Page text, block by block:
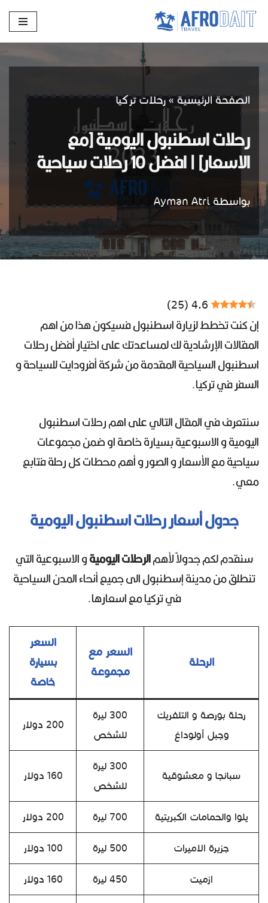
الصفحة الرئيسية»رحلات تركيا
رحلات اسطنبول اليومية [مع
الاسعار] | افضل 10 رحلات سياحية
بواسطة Ayman Atri
4.6
(
25
)
إن كنت تخطط لزيارة اسطنبول فسيكون هذا من اهم
المقالات الإرشادية لك لمساعدتك على اختيار أفضل رحلات
اسطنبول السياحية المقدمة من شركة أفرودايت للسياحة و
السفر في تركيا.
سنتعرف في المقال التالي على اهم رحلات اسطنبول
اليومية و الاسبوعية بسيارة خاصة او ضمن مجموعات
سياحية مع الأسعار و الصور و أهم محطات كل رحلة فتابع
معي.
جدول أسعار رحلات اسطنبول اليومية
سنقدم لكم جدولاً لأهمالرحلات اليوميةو الاسبوعية التي
تنطلق من مدينة إسطنبول الى جميع أنحاء المدن السياحية
في تركيا مع اسعارها.
الرحلة
السعر مع
مجموعة
السعر
بسيارة
خاصة
رحلة بورصة و التلفريك
وجبل أولوداغ
300 ليرة
للشخص
200 دولار
سبانجا و معشوقية
300 ليرة
للشخص
160 دولار
يلوا والحمامات الكبريتية 700 ليرة 200 دولار
جزيرة الاميرات 500 ليرة 100 دولار
ازميت 450 ليرة 160 دولار